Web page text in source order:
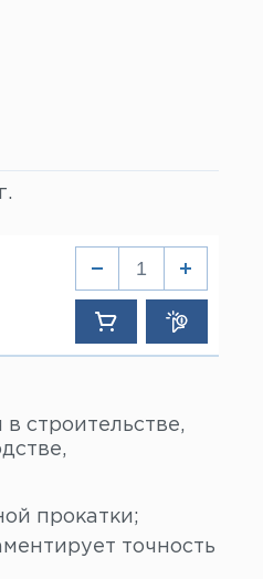
строительстве,
прокатки;
точность